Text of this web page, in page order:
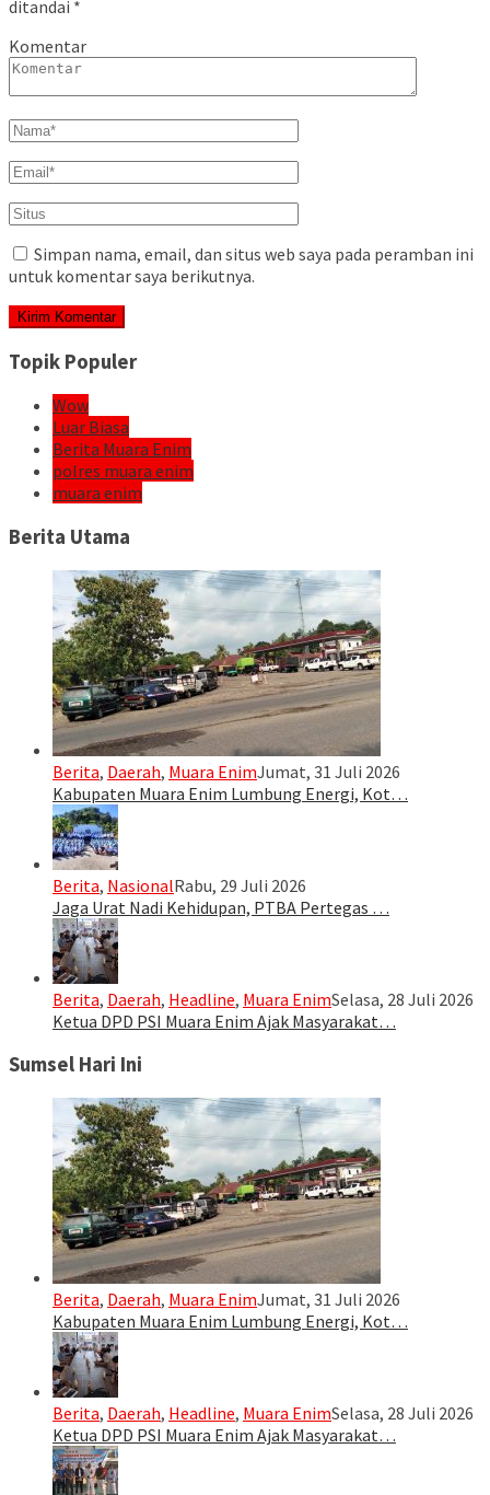
ditandai *
Komentar
Simpan nama, email, dan situs web saya pada peramban ini
untuk komentar saya berikutnya.
Topik Populer
Wow
Luar Biasa
Berita Muara Enim
polres muara enim
muara enim
Berita Utama
Berita, Daerah, Muara EnimJumat, 31 Juli 2026
Kabupaten Muara Enim Lumbung Energi, Kot…
Berita, NasionalRabu, 29 Juli 2026
Jaga Urat Nadi Kehidupan, PTBA Pertegas …
Berita, Daerah, Headline, Muara EnimSelasa, 28 Juli 2026
Ketua DPD PSI Muara Enim Ajak Masyarakat…
Sumsel Hari Ini
Berita, Daerah, Muara EnimJumat, 31 Juli 2026
Kabupaten Muara Enim Lumbung Energi, Kot…
Berita, Daerah, Headline, Muara EnimSelasa, 28 Juli 2026
Ketua DPD PSI Muara Enim Ajak Masyarakat…